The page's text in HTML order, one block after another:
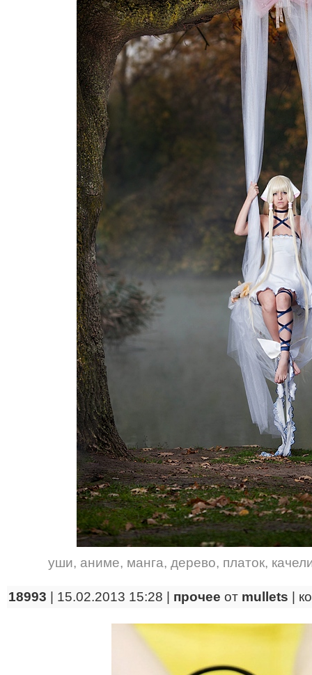
уши, аниме, манга, дерево, платок,
18993 | 15.02.2013 15:28 | прочее от mullets